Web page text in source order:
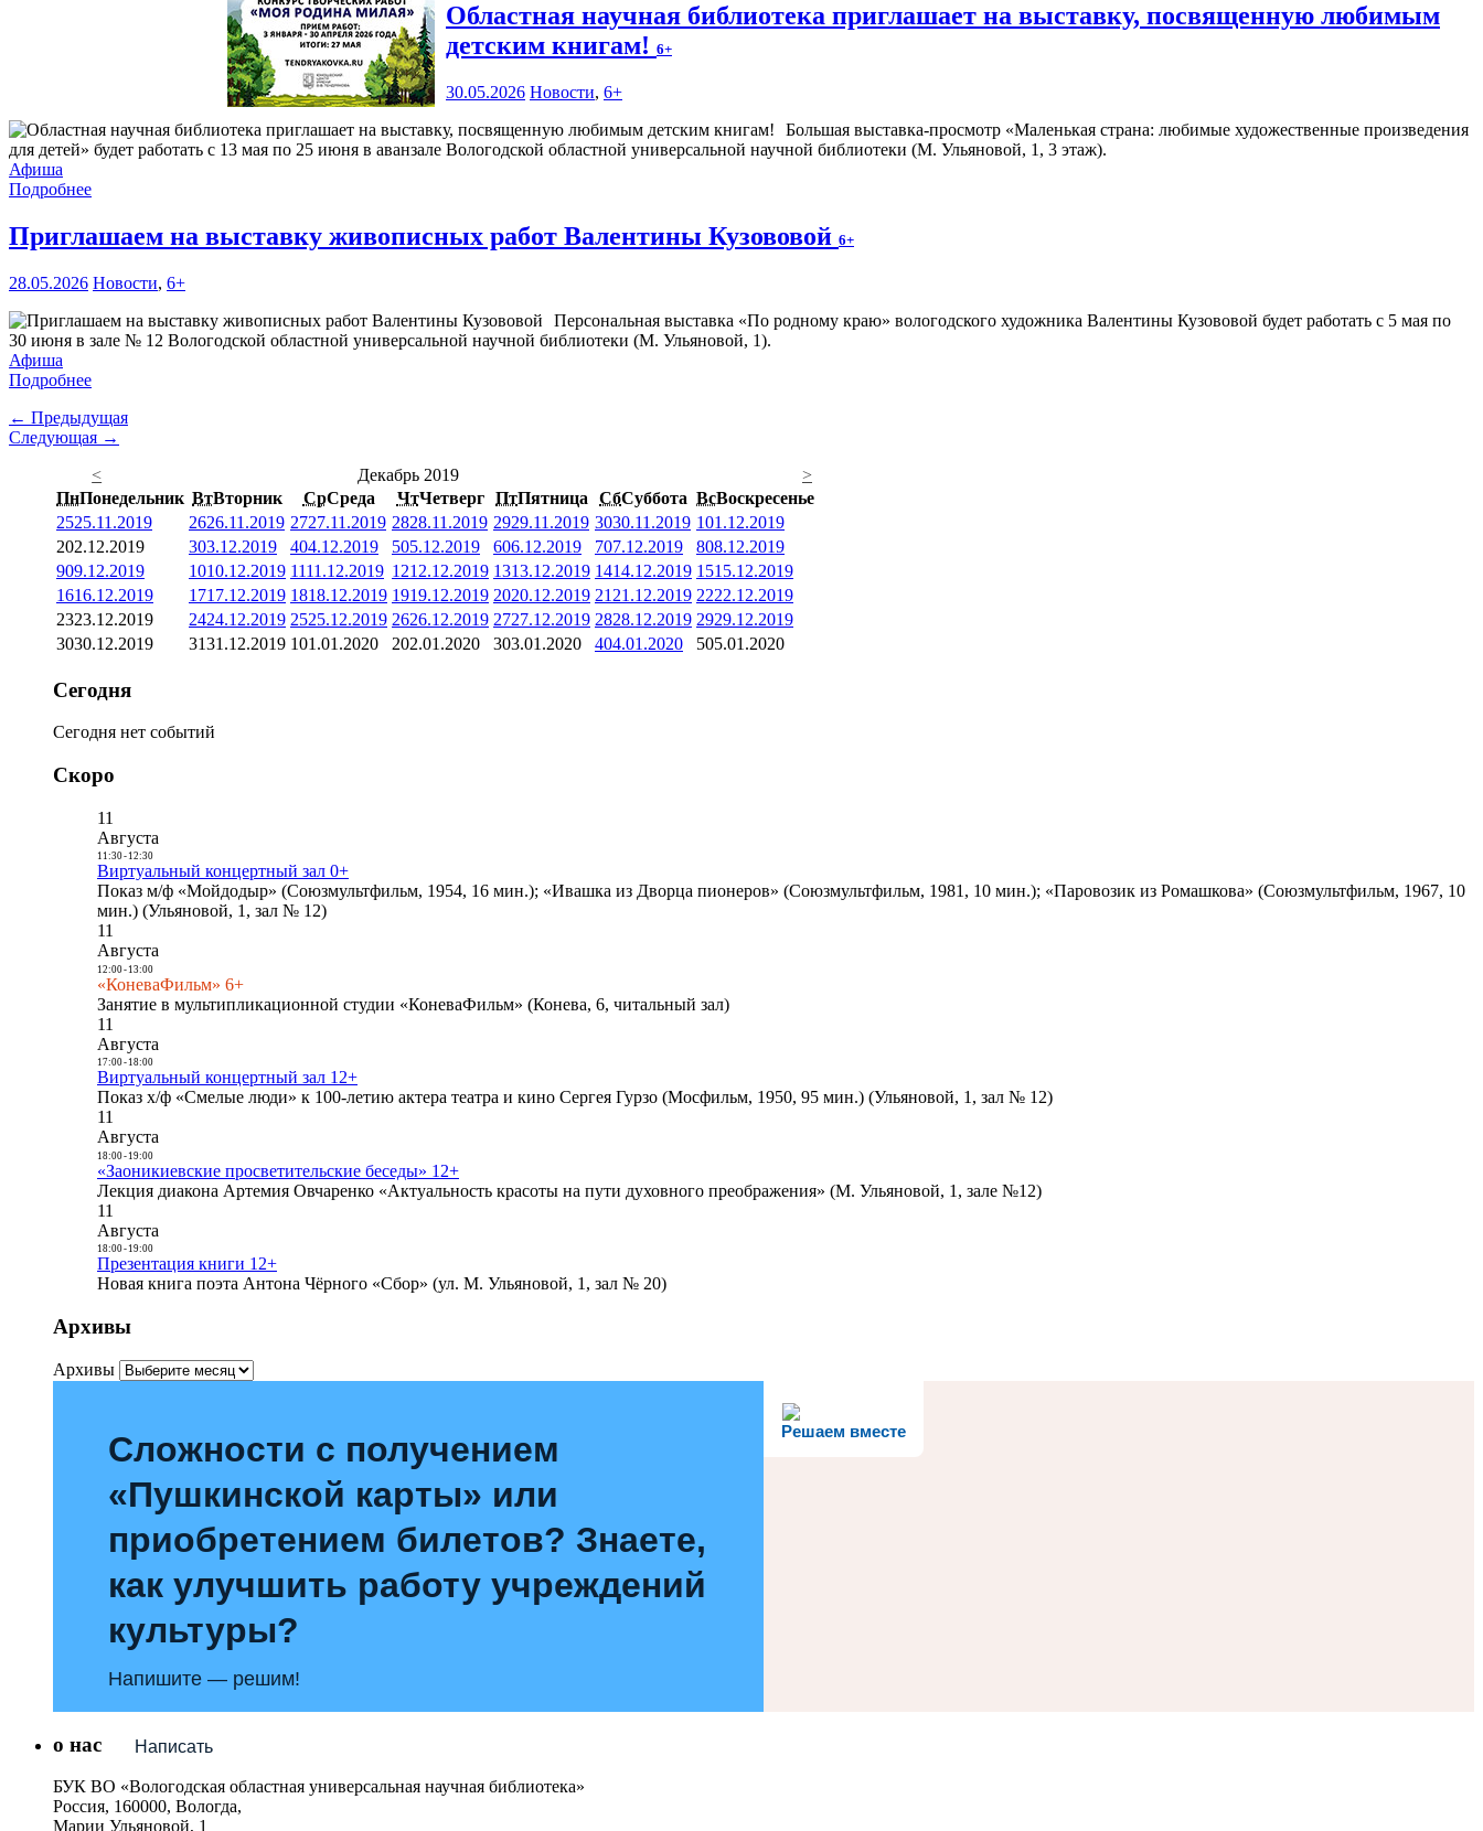
Областная научная библиотека приглашает на выставку, посвященную любимым
детским книгам! 6+
30.05.2026 Новости, 6+
Большая выставка-просмотр «Маленькая страна: любимые художественные произведения
для детей» будет работать с 13 мая по 25 июня в аванзале Вологодской областной универсальной научной библиотеки (М. Ульяновой, 1, 3 этаж).
Афиша
Подробнее
Приглашаем на выставку живописных работ Валентины Кузововой 6+
28.05.2026 Новости, 6+
Персональная выставка «По родному краю» вологодского художника Валентины Кузововой будет работать с 5 мая по
30 июня в зале № 12 Вологодской областной универсальной научной библиотеки (М. Ульяновой, 1).
Афиша
Подробнее
← Предыдущая
Следующая →
<
Декабрь 2019
>
ПнПонедельник ВтВторник СрСреда ЧтЧетверг ПтПятница СбСуббота ВсВоскресенье
2525.11.2019 2626.11.2019 2727.11.2019 2828.11.2019 2929.11.2019 3030.11.2019 101.12.2019
202.12.2019 303.12.2019 404.12.2019 505.12.2019 606.12.2019 707.12.2019 808.12.2019
909.12.2019 1010.12.2019 1111.12.2019 1212.12.2019 1313.12.2019 1414.12.2019 1515.12.2019
1616.12.2019 1717.12.2019 1818.12.2019 1919.12.2019 2020.12.2019 21 21.12.2019 2222.12.2019
2323.12.2019 2424.12.2019 2525.12.2019 2626.12.2019 2727.12.2019 2828.12.2019 2929.12.2019
3030.12.2019 3131.12.2019 101.01.2020 202.01.2020 303.01.2020 404.01.2020 505.01.2020
Сегодня
Сегодня нет событий
Скоро
11
Августа
11:30- 12:30
Виртуальный концертный зал 0+
Показ м/ф «Мойдодыр» (Союзмультфильм, 1954, 16 мин.); «Ивашка из Дворца пионеров» (Союзмультфильм, 1981, 10 мин.); «Паровозик из Ромашкова» (Союзмультфильм, 1967, 10
мин.) (Ульяновой, 1, зал № 12)
11
Августа
12:00- 13:00
«КоневаФильм» 6+
Занятие в мультипликационной студии «КоневаФильм» (Конева, 6, читальный зал)
11
Августа
17:00- 18:00
Виртуальный концертный зал 12+
Показ х/ф «Смелые люди» к 100-летию актера театра и кино Сергея Гурзо (Мосфильм, 1950, 95 мин.) (Ульяновой, 1, зал № 12)
11
Августа
18:00- 19:00
«Заоникиевские просветительские беседы» 12+
Лекция диакона Артемия Овчаренко «Актуальность красоты на пути духовного преображения» (М. Ульяновой, 1, зале №12)
11
Августа
18:00- 19:00
Презентация книги 12+
Новая книга поэта Антона Чёрного «Сбор» (ул. М. Ульяновой, 1, зал № 20)
Архивы
Архивы
Решаем вместе
Сложности с получением
«Пушкинской карты» или
приобретением билетов? Знаете,
как улучшить работу учреждений
культуры?
Напишите — решим!
Написать
о нас
БУК ВО «Вологодская областная универсальная научная библиотека»
Россия, 160000, Вологда,
Марии Ульяновой, 1